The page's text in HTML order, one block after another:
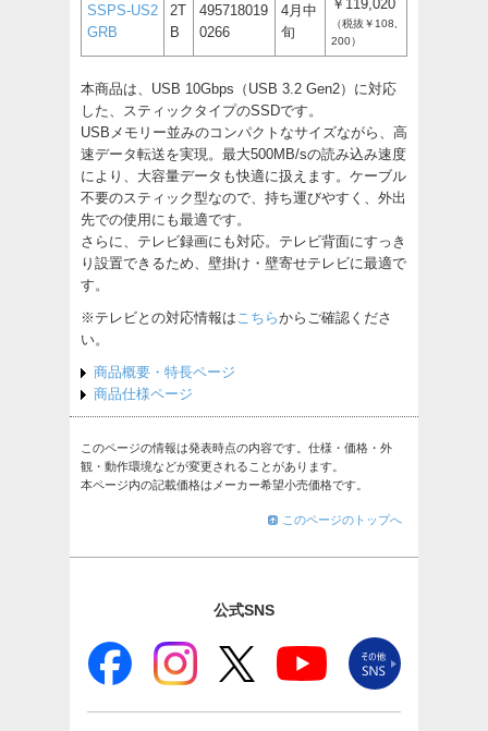
SSPS-US2
GRB
2T
B
495718019
0266
4月中
旬
￥119,020
（税抜￥108,
200）
本商品は、USB 10Gbps（USB 3.2 Gen2）に対応
した、スティックタイプのSSDです。
USBメモリー並みのコンパクトなサイズながら、高
速データ転送を実現。最大500MB/sの読み込み速度
により、大容量データも快適に扱えます。ケーブル
不要のスティック型なので、持ち運びやすく、外出
先での使用にも最適です。
さらに、テレビ録画にも対応。テレビ背面にすっき
り設置できるため、壁掛け・壁寄せテレビに最適で
す。
※テレビとの対応情報はこちらからご確認くださ
い。
商品概要・特長ページ
商品仕様ページ
このページの情報は発表時点の内容です。仕様・価格・外
観・動作環境などが変更されることがあります。
本ページ内の記載価格はメーカー希望小売価格です。
このページのトップへ
公式SNS